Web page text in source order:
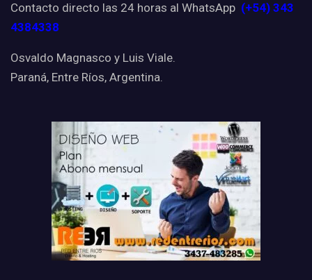
Contacto directo las 24 horas al WhatsApp (+54) 343
4384338
Osvaldo Magnasco y Luis Viale.
Paraná, Entre Ríos, Argentina.